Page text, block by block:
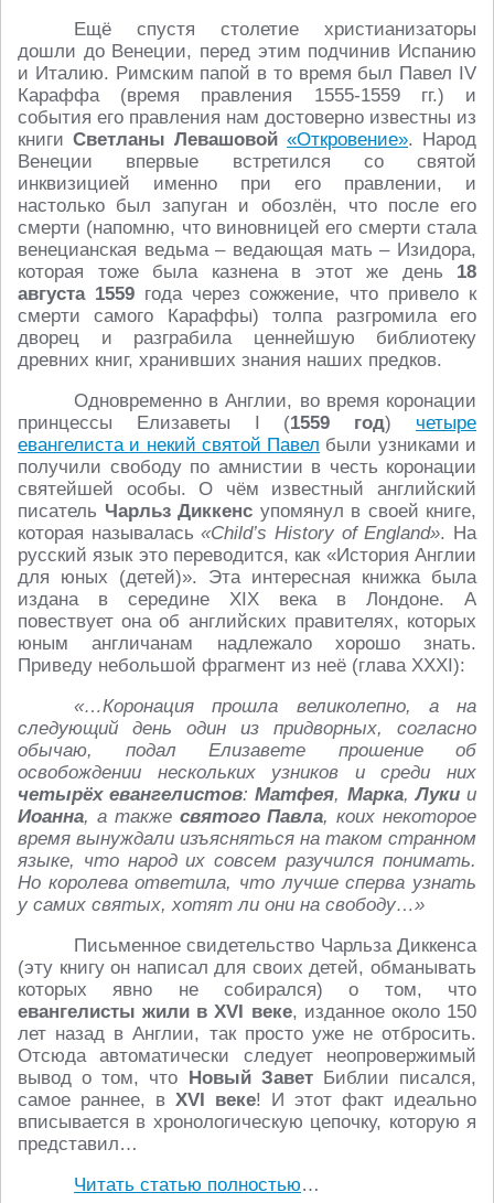
Ещё спустя столетие христианизаторы
дошли до Венеции, перед этим подчинив Испанию
и Италию. Римским папой в то время был Павел IV
Караффа (время правления 1555-1559 гг.) и
события его правления нам достоверно известны из
книги Светланы Левашовой «Откровение». Народ
Венеции впервые встретился со святой
инквизицией именно при его правлении, и
настолько был запуган и обозлён, что после его
смерти (напомню, что виновницей его смерти стала
венецианская ведьма – ведающая мать – Изидора,
которая тоже была казнена в этот же день 18
августа 1559года через сожжение, что привело к
смерти самого Караффы) толпа разгромила его
дворец и разграбила ценнейшую библиотеку
древних книг, хранивших знания наших предков.
Одновременно в Англии, во время коронации
принцессы Елизаветы I (1559 год) четыре
евангелиста и некий святой Павел были узниками и
получили свободу по амнистии в честь коронации
святейшей особы. О чём известный английский
писатель Чарльз Диккенс упомянул в своей книге,
которая называлась«Child’s History of England». На
русский язык это переводится, как «История Англии
для юных (детей)». Эта интересная книжка была
издана в середине XIX века в Лондоне. А
повествует она об английских правителях, которых
юным англичанам надлежало хорошо знать.
Приведу небольшой фрагмент из неё (глава XXXI):
«…Коронация прошла великолепно, а на
следующий день один из придворных, согласно
обычаю, подал Елизавете прошение об
освобождении нескольких узников и среди них
четырёх евангелистов:Матфея, Марка,Лукии
Иоанна, а также святого Павла, коих некоторое
время вынуждали изъясняться на таком странном
языке, что народ их совсем разучился понимать.
Но королева ответила, что лучше сперва узнать
у самих святых, хотят ли они на свободу…»
Письменное свидетельство Чарльза Диккенса
(эту книгу он написал для своих детей, обманывать
которых явно не собирался) о том, что
евангелисты жили в XVI веке, изданное около 150
лет назад в Англии, так просто уже не отбросить.
Отсюда автоматически следует неопровержимый
вывод о том, что Новый ЗаветБиблии писался,
самое раннее, в XVI веке! И этот факт идеально
вписывается в хронологическую цепочку, которую я
представил…
Читать статью полностью…